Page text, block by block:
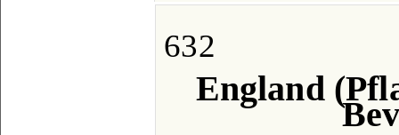
632
England